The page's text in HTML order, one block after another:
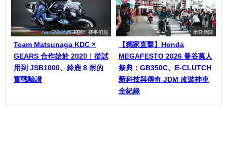
賽事消息
Team Matsunaga KDC ×
GEARS 合作始於 2020｜從試
用到 JSB1000、鈴鹿 8 耐的
實戰驗證
摩托新聞
【獨家直擊】Honda
MEGAFESTO 2026 曼谷萬人
祭典：GB350C、E-CLUTCH
新科技與傳奇 JDM 改裝神車
全紀錄